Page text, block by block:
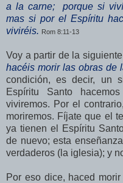
a la carne; porque si
mas si por el Espíritu
viviréis. Rom 8:11-13
Voy a partir de la
hacéis morir las obras de
condición, es decir, un
Espíritu Santo
viviremos. Por el
moriremos. Fíjate que el
ya tienen el Espíritu
de nuevo; esta
verdaderos (la iglesia); y
Por eso dice, haced